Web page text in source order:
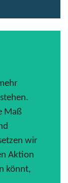
Maß
wir
Aktion
könnt,